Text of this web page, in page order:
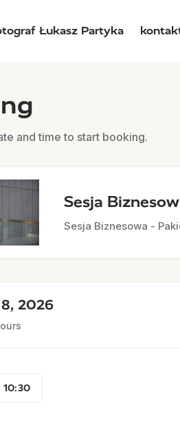
Łukasz Partyka
and time to start booking.
Sesja
Sesja Biznesowa -
2026
10:30